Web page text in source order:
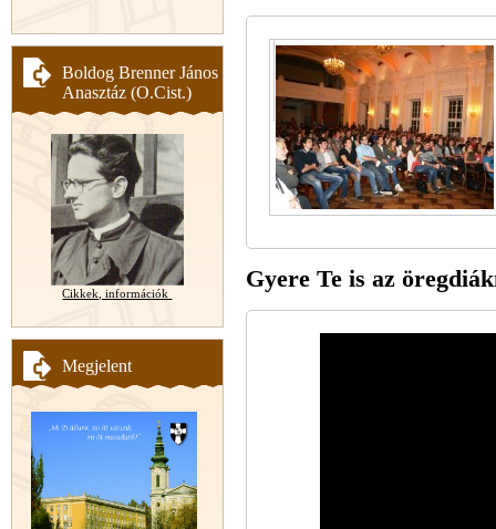
Boldog Brenner János
Anasztáz (O.Cist.)
Cikkek, információk
Megjelent
Gyere Te is az